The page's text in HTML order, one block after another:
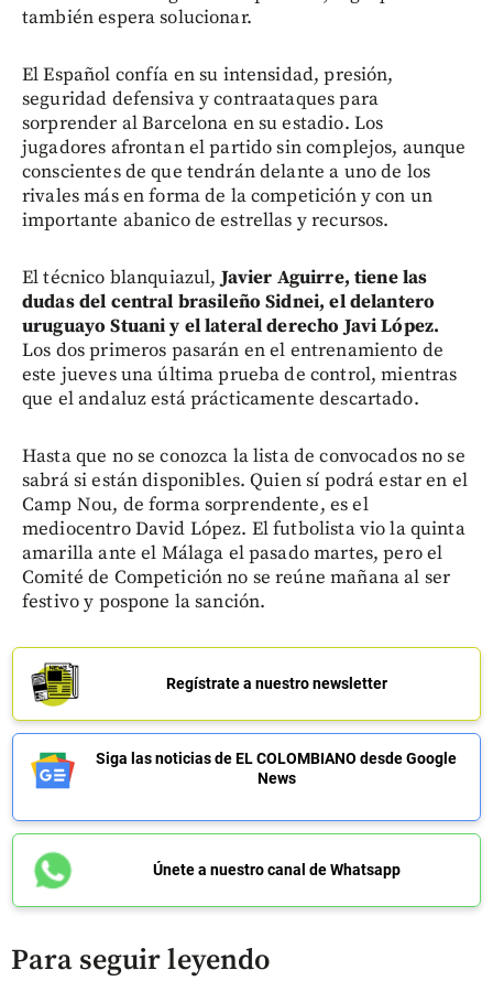
también espera solucionar.
El Español confía en su intensidad, presión,
seguridad defensiva y contraataques para
sorprender al Barcelona en su estadio. Los
jugadores afrontan el partido sin complejos, aunque
conscientes de que tendrán delante a uno de los
rivales más en forma de la competición y con un
importante abanico de estrellas y recursos.
El técnico blanquiazul,Javier Aguirre, tiene las
dudas del central brasileño Sidnei, el delantero
uruguayo Stuani y el lateral derecho Javi López.
Los dos primeros pasarán en el entrenamiento de
este jueves una última prueba de control, mientras
que el andaluz está prácticamente descartado.
Hasta que no se conozca la lista de convocados no se
sabrá si están disponibles. Quien sí podrá estar en el
Camp Nou, de forma sorprendente, es el
mediocentro David López. El futbolista vio la quinta
amarilla ante el Málaga el pasado martes, pero el
Comité de Competición no se reúne mañana al ser
festivo y pospone la sanción.
Regístrate a nuestro newsletter
Siga las noticias de EL COLOMBIANO desde Google
News
Únete a nuestro canal de Whatsapp
Para seguir leyendo